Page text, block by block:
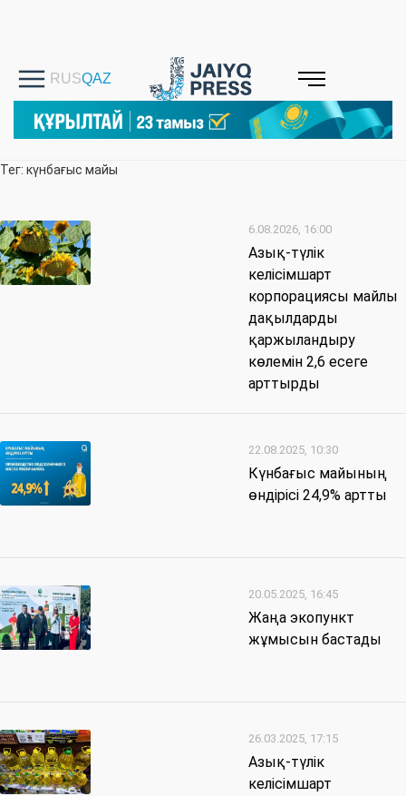
Тег: күнбағыс майы
6.08.2026, 16:00
Азық-түлік
келісімшарт
корпорациясы майлы
дақылдарды
қаржыландыру
көлемін 2,6 есеге
арттырды
22.08.2025, 10:30
Күнбағыс майының
өндірісі 24,9% артты
20.05.2025, 16:45
Жаңа экопункт
жұмысын бастады
26.03.2025, 17:15
Азық-түлік
келісімшарт